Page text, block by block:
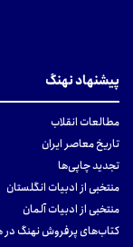
پیشنهاد نهنگ
مطالعات انقلاب
تاریخ معاصر ایران
تجدید چاپی‌ها
منتخبی از ادبیات انگلستان
منتخبی از ادبیات آلمان
کتاب‌های پرفروش نهنگ در